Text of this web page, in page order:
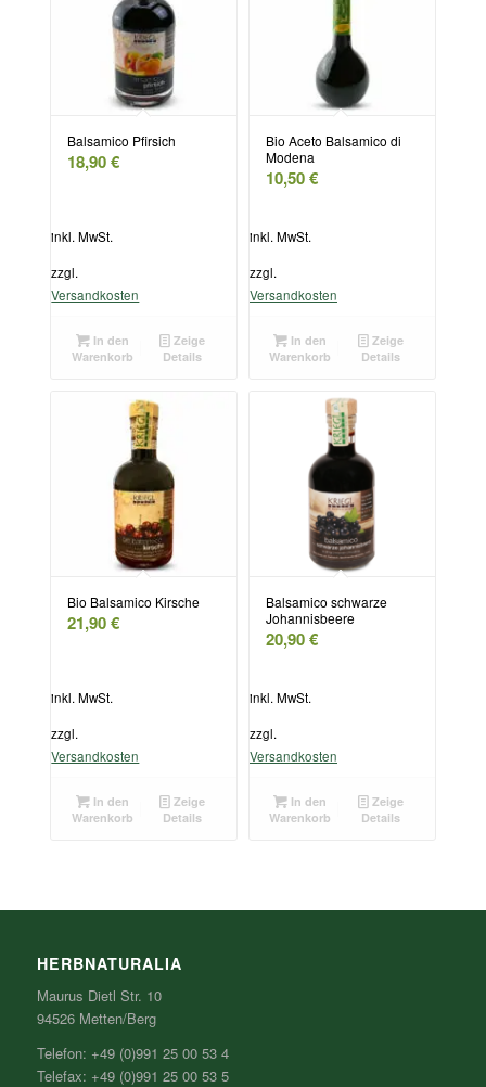
Balsamico Pfirsich
18,90€
inkl. MwSt.
zzgl.
Versandkosten
In den
Warenkorb
Zeige
Details
Bio Aceto Balsamico di
Modena
10,50€
inkl. MwSt.
zzgl.
Versandkosten
In den
Warenkorb
Zeige
Details
Bio Balsamico Kirsche
21,90€
inkl. MwSt.
zzgl.
Versandkosten
In den
Warenkorb
Zeige
Details
Balsamico schwarze
Johannisbeere
20,90€
inkl. MwSt.
zzgl.
Versandkosten
In den
Warenkorb
Zeige
Details
HERBNATURALIA
Maurus Dietl Str. 10
94526 Metten/Berg
Telefon: +49 (0)991 25 00 53 4
Telefax: +49 (0)991 25 00 53 5